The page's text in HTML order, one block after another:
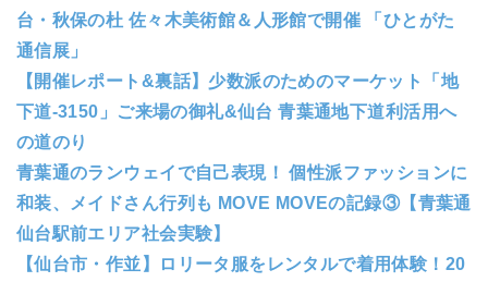
台・秋保の杜 佐々木美術館＆人形館で開催 「ひとがた
通信展」
【開催レポート&裏話】少数派のためのマーケット「地
下道-3150」ご来場の御礼&仙台 青葉通地下道利活用へ
の道のり
青葉通のランウェイで自己表現！ 個性派ファッションに
和装、メイドさん行列も MOVE MOVEの記録③【青葉通
仙台駅前エリア社会実験】
【仙台市・作並】ロリータ服をレンタルで着用体験！20